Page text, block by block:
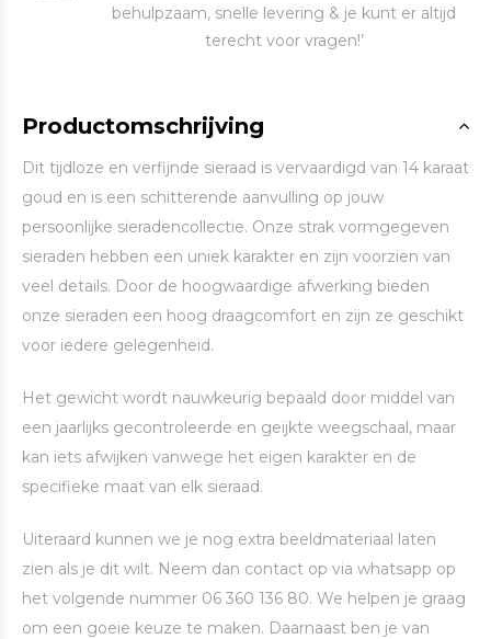
behulpzaam, snelle levering & je kunt er altijd
terecht voor vragen!’
Productomschrijving
Dit tijdloze en verfijnde sieraad is vervaardigd van 14 karaat
goud en is een schitterende aanvulling op jouw
persoonlijke sieradencollectie. Onze strak vormgegeven
sieraden hebben een uniek karakter en zijn voorzien van
veel details. Door de hoogwaardige afwerking bieden
onze sieraden een hoog draagcomfort en zijn ze geschikt
voor iedere gelegenheid.
Het gewicht wordt nauwkeurig bepaald door middel van
een jaarlijks gecontroleerde en geijkte weegschaal, maar
kan iets afwijken vanwege het eigen karakter en de
specifieke maat van elk sieraad.
Uiteraard kunnen we je nog extra beeldmateriaal laten
zien als je dit wilt. Neem dan contact op via whatsapp op
het volgende nummer 06 360 136 80. We helpen je graag
om een goeie keuze te maken. Daarnaast ben je van